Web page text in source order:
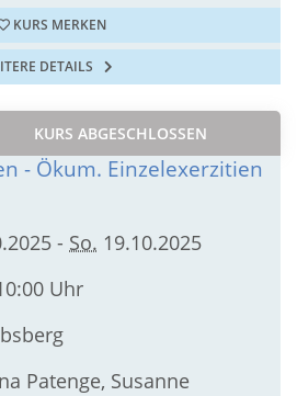
KURS MERKEN
DETAILS
KURS ABGESCHLOSSEN
- Ökum. Einzelexerzitien
- So. 19.10.2025
Uhr
Patenge, Susanne